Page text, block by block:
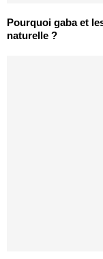
Pourquoi gaba et
naturelle ?